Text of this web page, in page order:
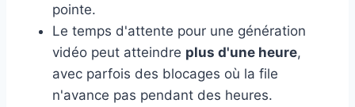
pointe.
Le temps d'attente pour une génération
vidéo peut atteindre plus d'une heure,
avec parfois des blocages où la file
n'avance pas pendant des heures.